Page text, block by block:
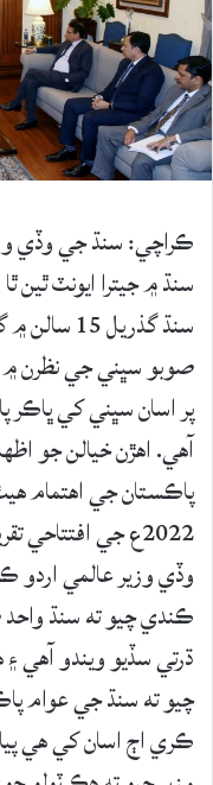
ڪراچي: سنڌ جي وڏي
سنڌ ۾ جيترا ايونٽ ٿين
سنڌ
صوبو سڀني جي نظرن ۾
پر اسان سڀني کي ڀاڪر
آهي. اهڙن خيالن جو
2022ع جي
وڏي وزير عالمي
ڪندي چيو ته سنڌ
ڌرتي سڏيو ويندو آهي
چيو ته سنڌ جي عوام
ڪري اڄ اسان کي هي